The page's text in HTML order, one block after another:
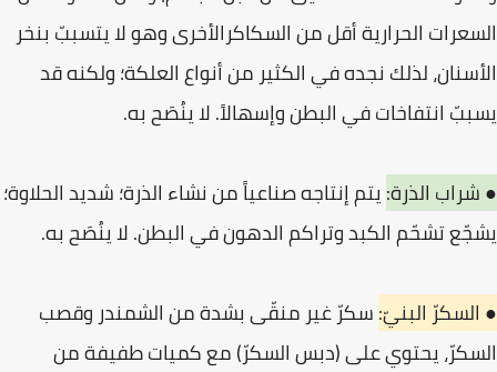
السعرات الحرارية أقل من السكاكرالأخرى وهو لا يتسببّ بنخر
الأسنان، لذلك نجده في الكثير من أنواع العلكة؛ ولكنه قد
يسببّ انتفاخات في البطن وإسهالاً. لا ينُصَح به.
● شراب الذرة: يتم إنتاجه صناعياً من نشاء الذرة؛ شديد الحلاوة؛
يشجّع تشحّم الكبد وتراكم الدهون في البطن. لا ينُصَح به.
● السكرّ البنيّ:سكرّ غير منقّى بشدة من الشمندر وقصب
السكرّ، يحتوي على (دبس السكرّ) مع كميات طفيفة من